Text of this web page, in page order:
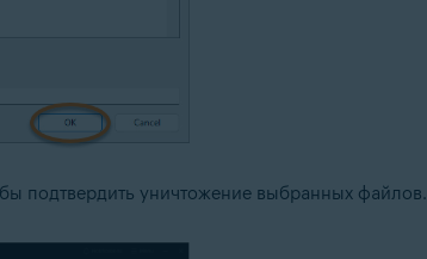
подтвердить уничтожение выбранных файлов.